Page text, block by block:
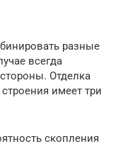
разные
всегда
Отделка
имеет три
скопления